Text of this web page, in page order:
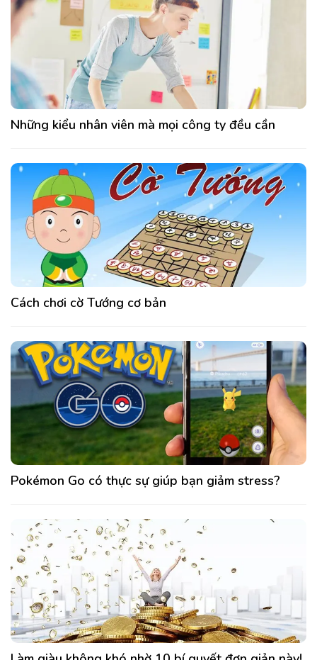
Những kiểu nhân viên mà mọi công ty đều cần
Cách chơi cờ Tướng cơ bản
Pokémon Go có thực sự giúp bạn giảm stress?